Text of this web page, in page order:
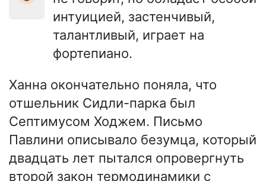
интуицией, застенчивый,
талантливый, играет на
фортепиано.
Ханна окончательно поняла, что
отшельник Сидли-парка был
Септимусом Ходжем. Письмо
Павлини описывало безумца, который
двадцать лет пытался опровергнуть
второй закон термодинамики с